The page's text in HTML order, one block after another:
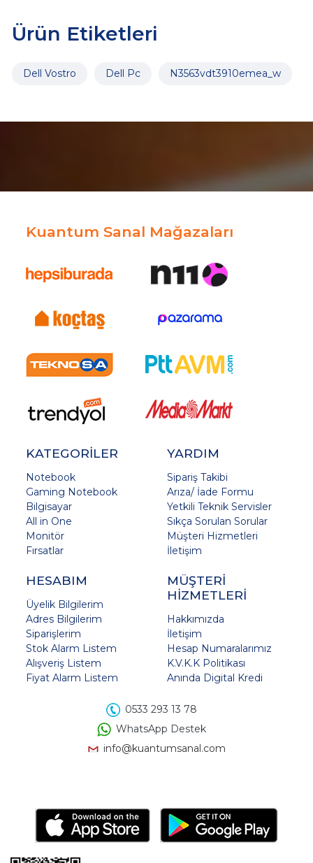
Ürün Etiketleri
Dell Vostro Dell Pc N3563vdt3910emea_w
Kuantum Sanal Mağazaları
KATEGORİLER
Notebook
Gaming Notebook
Bilgisayar
All in One
Monitör
Fırsatlar
YARDIM
Sipariş Takibi
Arıza/ İade Formu
Yetkili Teknik Servisler
Sıkça Sorulan Sorular
Müşteri Hizmetleri
İletişim
HESABIM
Üyelik Bilgilerim
Adres Bilgilerim
Siparişlerim
Stok Alarm Listem
Alışveriş Listem
Fiyat Alarm Listem
MÜŞTERİ
HİZMETLERİ
Hakkımızda
İletişim
Hesap Numaralarımız
K.V.K.K Politikası
Anında Digital Kredi
0533 293 13 78
WhatsApp Destek
info@kuantumsanal.com